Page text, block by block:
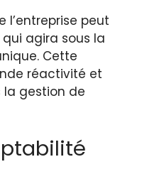
l’entreprise peut
agira sous la
Cette
réactivité et
gestion de